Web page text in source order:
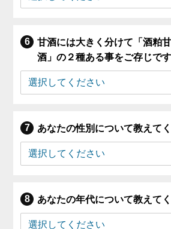
甘酒には大きく分けて「酒粕
酒」の２種ある事をご存じで
あなたの性別について教えて
あなたの年代について教えて